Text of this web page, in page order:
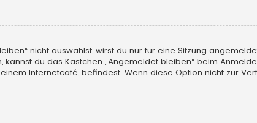
nicht auswählst, wirst du nur für eine Sitzung
du das Kästchen „Angemeldet bleiben“ beim
Internetcafé, befindest. Wenn diese Option nicht zur